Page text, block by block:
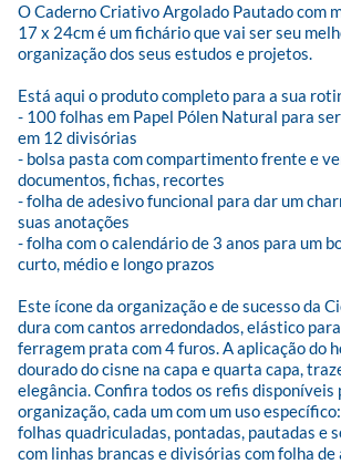
O Caderno Criativo Argolado Pautado com
17 x 24cm é um fichário que vai ser seu
organização dos seus estudos e projetos.
Está aqui o produto completo para a sua
- 100 folhas em Papel Pólen Natural para
em 12 divisórias
- bolsa pasta com compartimento frente e
documentos, fichas, recortes
- folha de adesivo funcional para dar um
suas anotações
- folha com o calendário de 3 anos para um
curto, médio e longo prazos
Este ícone da organização e de sucesso da
dura com cantos arredondados, elástico
ferragem prata com 4 furos. A aplicação do
dourado do cisne na capa e quarta capa,
elegância. Confira todos os refis disponíveis
organização, cada um com um uso
folhas quadriculadas, pontadas, pautadas e
com linhas brancas e divisórias com folha de